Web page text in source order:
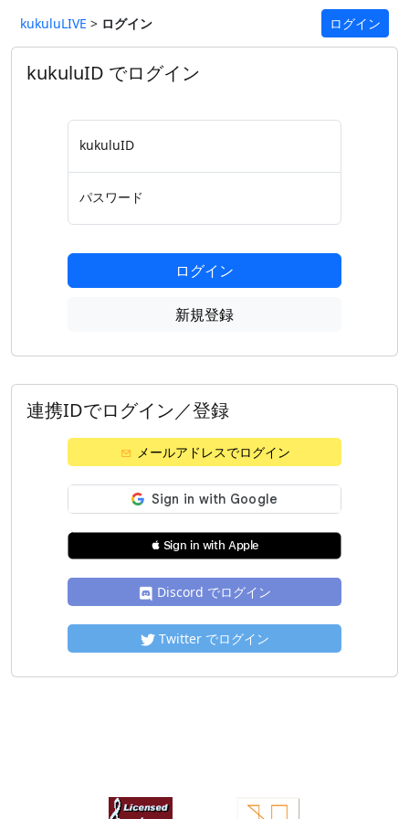
kukuluLIVE > ログイン ログイン
kukuluID でログイン
kukuluID
パスワード
ログイン
新規登録
連携IDでログイン／登録
メールアドレスでログイン
 Sign in with Apple
Discord でログイン
Twitter でログイン